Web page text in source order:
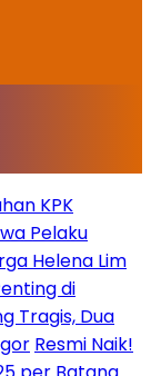
KPK
Pelaku
Helena Lim
di
Tragis, Dua
Resmi Naik!